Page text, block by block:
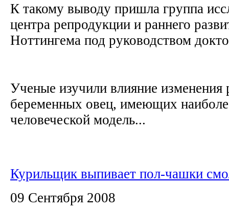
К такому выводу пришла группа
центра репродукции и раннего
Ноттингема под руководством
Ученые изучили влияние изменения
беременных овец, имеющих
человеческой модель...
Курильщик выпивает пол-чашки
09 Сентября 2008